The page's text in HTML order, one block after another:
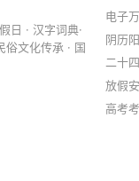
日 · 汉字词典·
俗文化传承 · 国
电子
阴历
二十
放假
高考